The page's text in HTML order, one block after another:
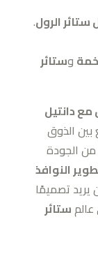
الرول.
وستائر
مع دانتيل
الذوق
من الجودة
النوافذ
يريد تصميمًا
ستائر